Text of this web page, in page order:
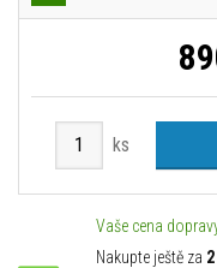
ks
Vaše cena
Nakupte ještě za